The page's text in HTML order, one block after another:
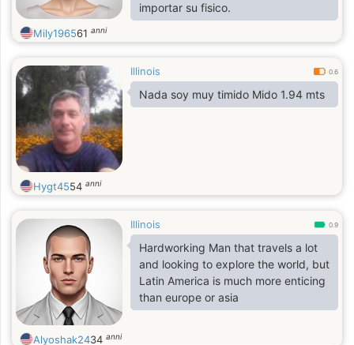
importar su fisico.
Mily196561 anni
Illinois 0.6
Nada soy muy timido Mido 1.94 mts
Hygt4554 anni
Illinois 0.9
Hardworking Man that travels a lot
and looking to explore the world, but
Latin America is much more enticing
than europe or asia
Alyoshak2434 anni